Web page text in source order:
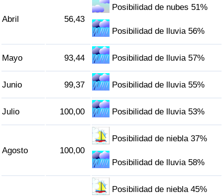
Abril 56,43
Posibilidad de nubes 51%
Posibilidad de lluvia 56%
Mayo 93,44 Posibilidad de lluvia 57%
Junio 99,37 Posibilidad de lluvia 55%
Julio 100,00 Posibilidad de lluvia 53%
Agosto 100,00
Posibilidad de niebla 37%
Posibilidad de lluvia 58%
Posibilidad de niebla 45%